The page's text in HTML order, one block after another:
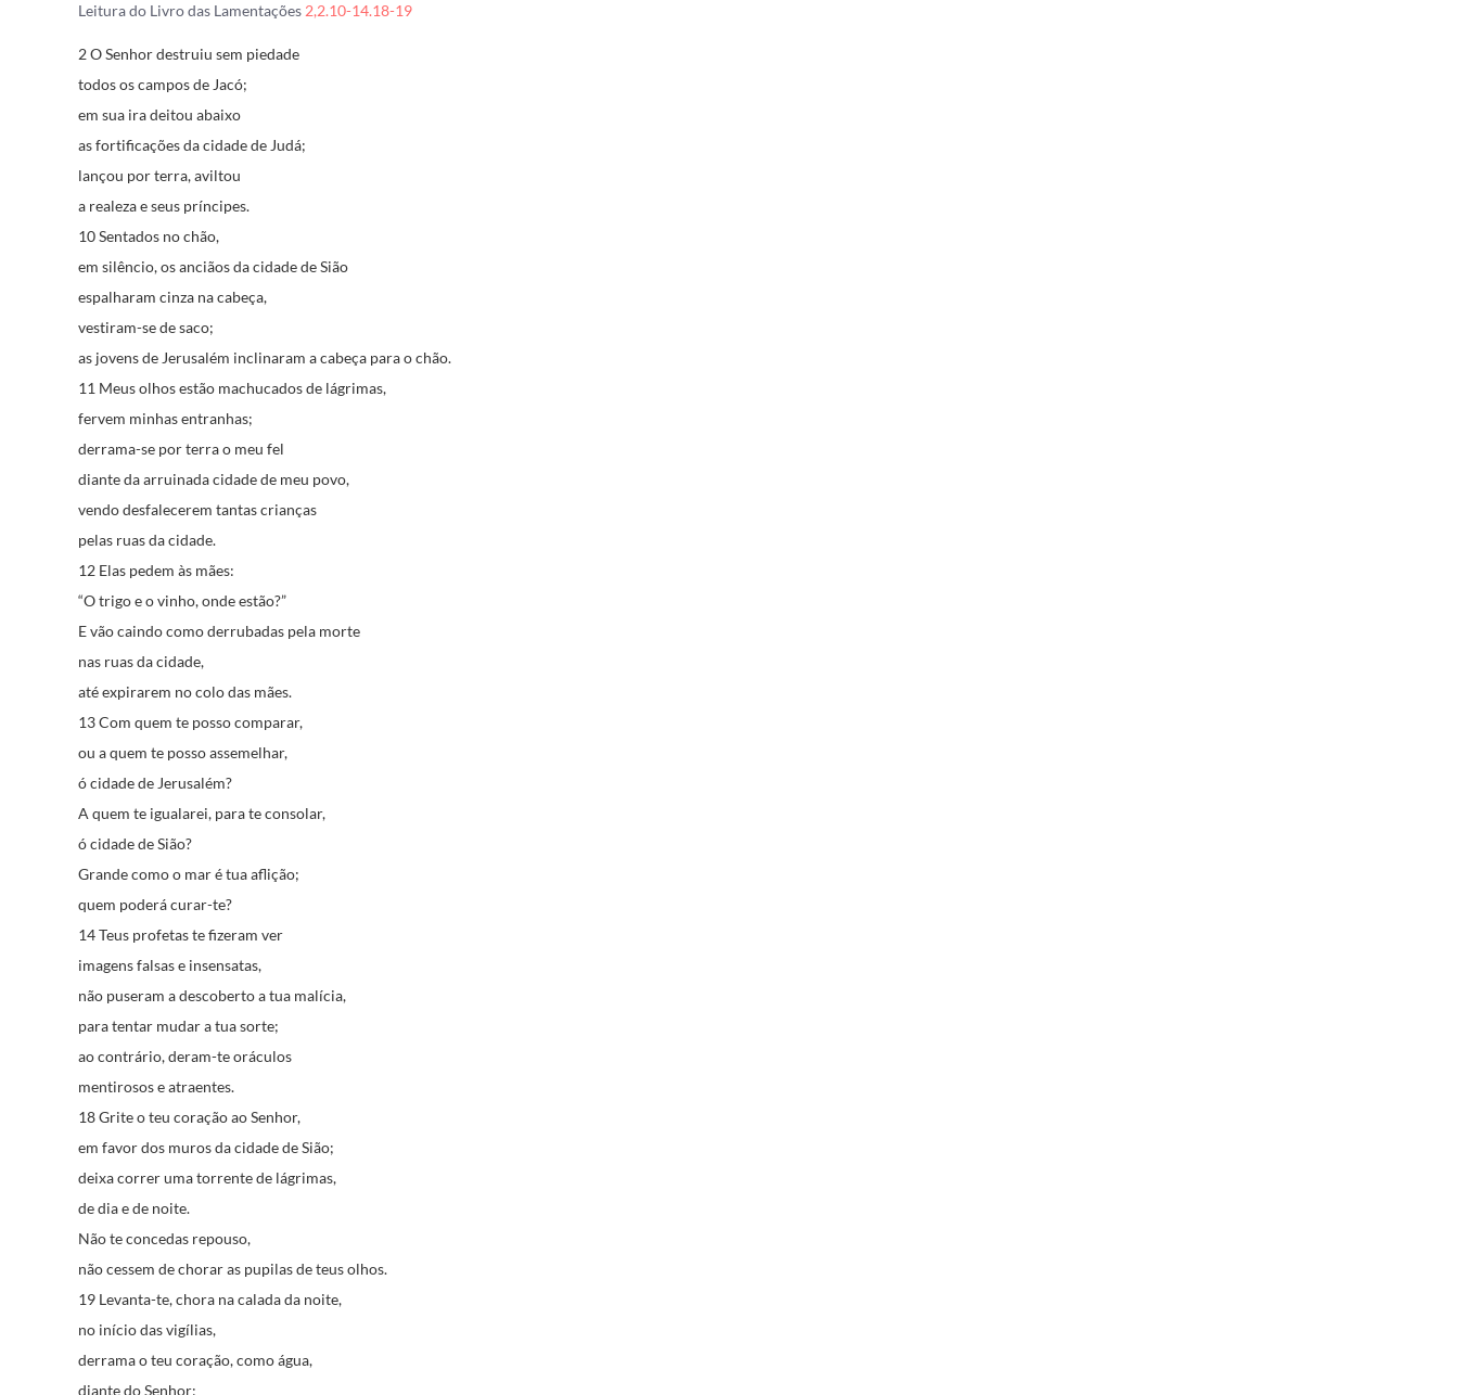
Leitura do Livro das Lamentações 2,2.10-14.18-19
2 O Senhor destruiu sem piedade
todos os campos de Jacó;
em sua ira deitou abaixo
as fortificações da cidade de Judá;
lançou por terra, aviltou
a realeza e seus príncipes.
10 Sentados no chão,
em silêncio, os anciãos da cidade de Sião
espalharam cinza na cabeça,
vestiram-se de saco;
as jovens de Jerusalém inclinaram a cabeça para o chão.
11 Meus olhos estão machucados de lágrimas,
fervem minhas entranhas;
derrama-se por terra o meu fel
diante da arruinada cidade de meu povo,
vendo desfalecerem tantas crianças
pelas ruas da cidade.
12 Elas pedem às mães:
“O trigo e o vinho, onde estão?”
E vão caindo como derrubadas pela morte
nas ruas da cidade,
até expirarem no colo das mães.
13 Com quem te posso comparar,
ou a quem te posso assemelhar,
ó cidade de Jerusalém?
A quem te igualarei, para te consolar,
ó cidade de Sião?
Grande como o mar é tua aflição;
quem poderá curar-te?
14 Teus profetas te fizeram ver
imagens falsas e insensatas,
não puseram a descoberto a tua malícia,
para tentar mudar a tua sorte;
ao contrário, deram-te oráculos
mentirosos e atraentes.
18 Grite o teu coração ao Senhor,
em favor dos muros da cidade de Sião;
deixa correr uma torrente de lágrimas,
de dia e de noite.
Não te concedas repouso,
não cessem de chorar as pupilas de teus olhos.
19 Levanta-te, chora na calada da noite,
no início das vigílias,
derrama o teu coração, como água,
diante do Senhor;